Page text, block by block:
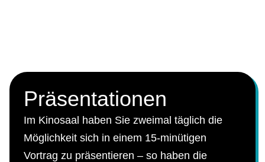
Präsentationen
Im Kinosaal haben Sie zweimal täglich die
Möglichkeit sich in einem 15-minütigen
Vortrag zu präsentieren – so haben die